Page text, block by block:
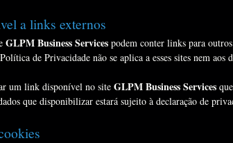
a links externos
GLPM Business Services podem conter links para
de Privacidade não se aplica a esses sites nem aos
um link disponível no site GLPM Business Services
que disponibilizar estará sujeito à declaração de